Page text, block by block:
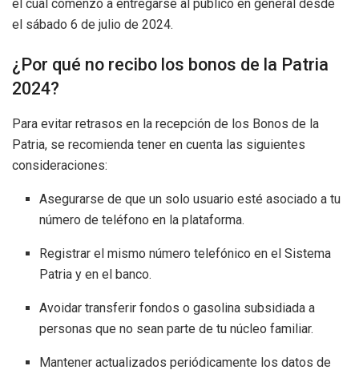
el cual comenzó a entregarse al público en general desde
el sábado 6 de julio de 2024.
¿Por qué no recibo los bonos de la Patria
2024?
Para evitar retrasos en la recepción de los Bonos de la
Patria, se recomienda tener en cuenta las siguientes
consideraciones:
Asegurarse de que un solo usuario esté asociado a tu
número de teléfono en la plataforma.
Registrar el mismo número telefónico en el Sistema
Patria y en el banco.
Avoidar transferir fondos o gasolina subsidiada a
personas que no sean parte de tu núcleo familiar.
Mantener actualizados periódicamente los datos de